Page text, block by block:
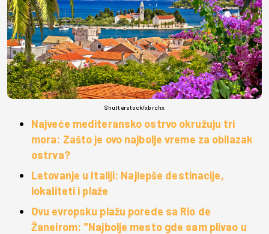
Shutterstock/xbrchx
Najveće mediteransko ostrvo okružuju tri
mora: Zašto je ovo najbolje vreme za obilazak
ostrva?
Letovanje u Italiji: Najlepše destinacije,
lokaliteti i plaže
Ovu evropsku plažu porede sa Rio de
Žaneirom: "Najbolje mesto gde sam plivao u